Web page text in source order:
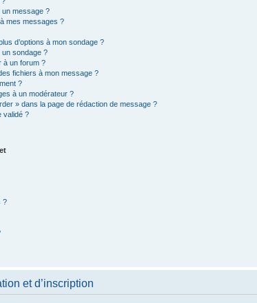
un message ?
mes messages ?
d’options à mon sondage ?
un sondage ?
à un forum ?
fichiers à mon message ?
?
à un modérateur ?
» dans la page de rédaction de message ?
validé ?
?
et d’inscription